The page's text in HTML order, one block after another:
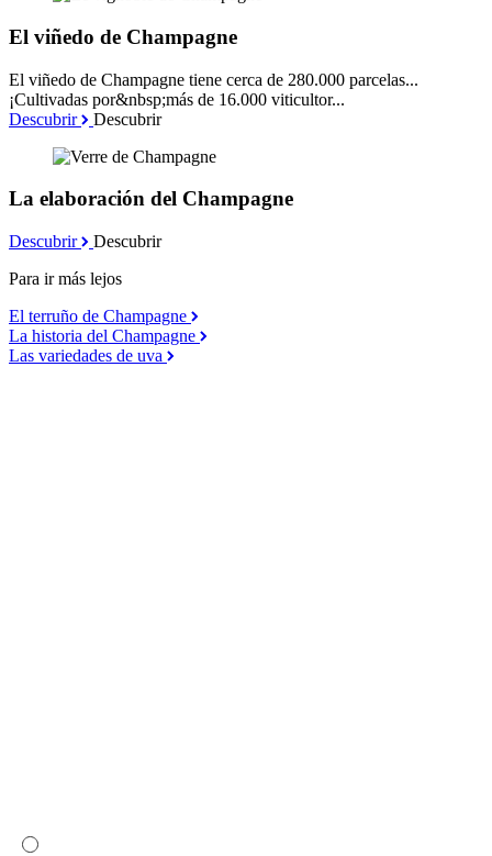
El viñedo de Champagne
El viñedo de Champagne tiene cerca de 280.000 parcelas...
¡Cultivadas por&nbsp;más de 16.000 viticultor...
Descubrir
Descubrir
La elaboración del Champagne
Descubrir
Descubrir
Para ir más lejos
El terruño de Champagne
La historia del Champagne
Las variedades de uva